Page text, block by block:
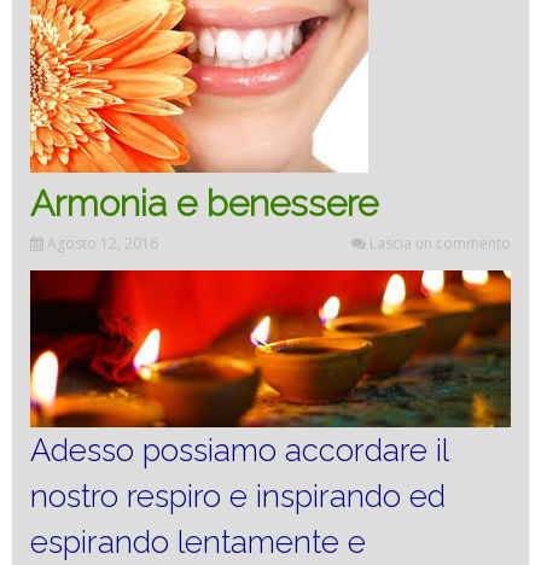
Armonia e benessere
Agosto 12, 2016 Lascia un commento
Adesso possiamo accordare il
nostro respiro e inspirando ed
espirando lentamente e